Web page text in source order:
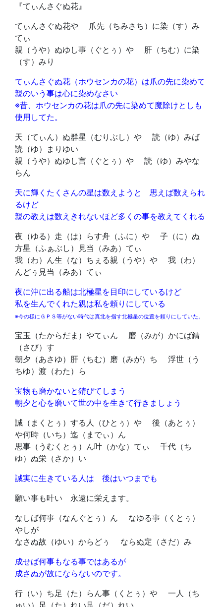
『てぃんさぐぬ花』
てぃんさぐぬ花や 爪先（ちみさち）に染（す）み
てぃ
親（うや）ぬゆし事（ぐとぅ）や 肝（ちむ）に染
（す）みり
てぃんさぐぬ花（ホウセンカの花）は爪の先に染めて
親のいう事は心に染めなさい
※昔、ホウセンカの花は爪の先に染めて魔除けとしも
使用してた。
天（てぃん）ぬ群星（むりぶし）や 読（ゆ）みば
読（ゆ）まりゆい
親（うや）ぬゆし言（ぐとぅ）や 読（ゆ）みやな
らん
天に輝くたくさんの星は数えようと 思えば数えられ
るけど
親の教えは数えきれないほど多くの事を教えてくれる
夜（ゆる）走（は）らす舟（ふに）や 子（に）ぬ
方星（ふぁぶし）見当（みあ）てぃ
我（わ）ん生（な）ちぇる親（うや）や 我（わ）
んどぅ見当（みあ）てぃ
夜に沖に出る船は北極星を目印にしているけど
私を生んでくれた親は私を頼りにしている
※今の様にＧＰＳ等がない時代は真北を指す北極星の位置を頼りにしていた。
宝玉（たからだま）やてぃん 磨（みが）かにば錆
（さび）す
朝夕（あさゆ）肝（ちむ）磨（みが）ち 浮世（う
ちゆ）渡（わた）ら
宝物も磨かないと錆びてしまう
朝夕と心を磨いて世の中を生きて行きましょう
誠（まくとぅ）する人（ひとぅ）や 後（あとぅ）
や何時（いち）迄（までぃ）ん
思事（うむくとぅ）ん叶（かな）てぃ 千代（ち
ゆ）ぬ栄（さか）い
誠実に生きている人は 後はいつまでも
願い事も叶い 永遠に栄えます。
なしば何事（なんぐとぅ）ん なゆる事（くとぅ）
やしが
なさぬ故（ゆい）からどぅ ならぬ定（さだ）み
成せば何事もなる事ではあるが
成さぬが故にならないのです。
行（い）ち足（た）らん事（くとぅ）や 一人（ち
ゅい）足（た）れい足（だ）れい